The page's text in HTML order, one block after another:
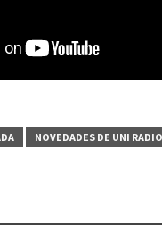
NOVEDADES DE UNI RADIO